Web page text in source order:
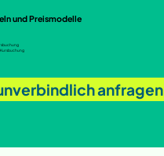
und Preismodelle
anfragen